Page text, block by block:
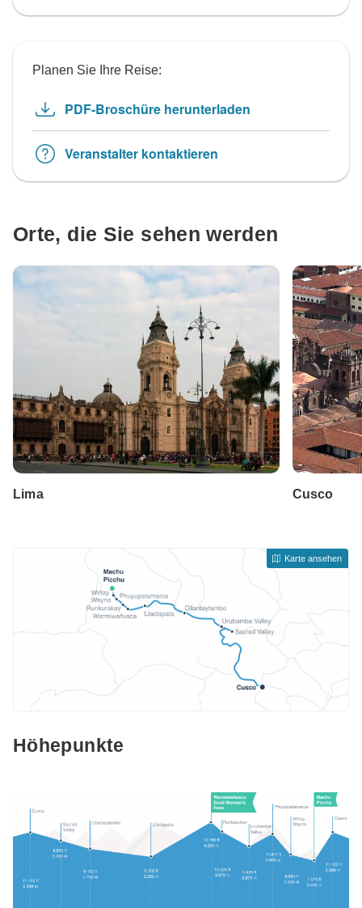
Planen Sie Ihre Reise:
PDF-Broschüre herunterladen
Veranstalter kontaktieren
Orte, die Sie sehen werden
Lima Cusco
Höhepunkte
Karte ansehen